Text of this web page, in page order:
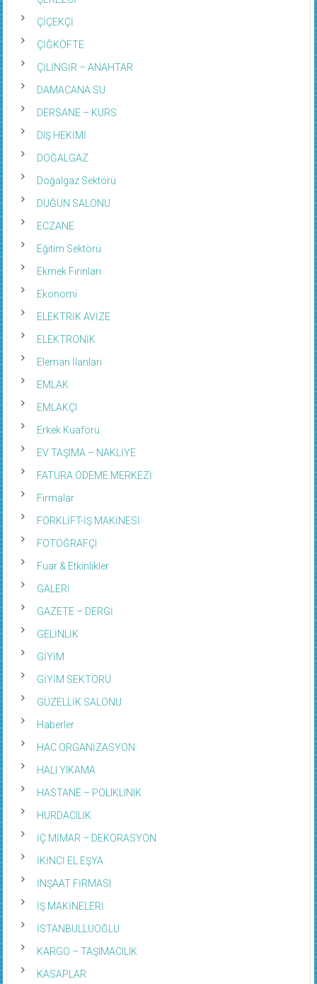
ÇİÇEKÇİ
ÇİĞKÖFTE
ÇİLİNGİR – ANAHTAR
DAMACANA SU
DERSANE – KURS
DIŞ HEKİMİ
DOĞALGAZ
Doğalgaz Sektörü
DÜĞÜN SALONU
ECZANE
Eğitim Sektörü
Ekmek Fırınları
Ekonomi
ELEKTRİK AVİZE
ELEKTRONİK
Eleman İlanları
EMLAK
EMLAKÇI
Erkek Kuaförü
EV TAŞIMA – NAKLİYE
FATURA ÖDEME MERKEZİ
Firmalar
FORKLİFT-İŞ MAKİNESİ
FOTOĞRAFÇI
Fuar & Etkinlikler
GALERİ
GAZETE – DERGİ
GELİNLİK
GİYİM
GİYİM SEKTÖRÜ
GÜZELLİK SALONU
Haberler
HAC ORGANİZASYON
HALI YIKAMA
HASTANE – POLIKLINIK
HURDACILIK
İÇ MİMAR – DEKORASYON
İKİNCİ EL EŞYA
İNŞAAT FİRMASI
İŞ MAKİNELERİ
İSTANBULLUOĞLU
KARGO – TAŞIMACILIK
KASAPLAR